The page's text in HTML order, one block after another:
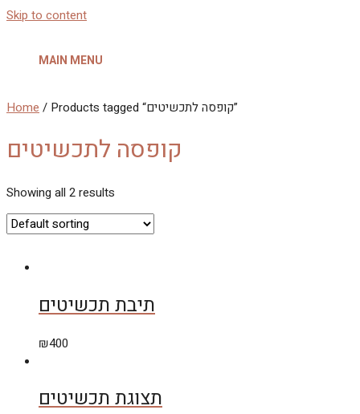
Skip to content
MAIN MENU
Home / Products tagged “קופסה לתכשיטים”
קופסה לתכשיטים
Showing all 2 results
תיבת תכשיטים
₪400
תצוגת תכשיטים